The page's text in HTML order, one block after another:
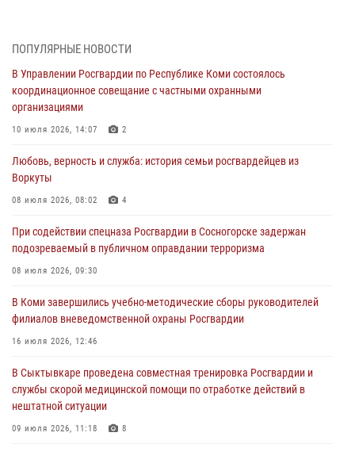
Росгвардии по Республике Коми лично проверил ДОЛ «Орленок»
31 июля 2026, 06:57 8
В Усинске росгвардейцы оперативно отработали план «Квартал»
30 июля 2026, 13:53
В Санкт-Петербурге прошел окружной этап ежегодного
Всероссийского конкурса профессионального мастерства среди
сотрудников вневедомственной охраны Росгвардии
В Сыктывкаре росгвардейцы приняли участие в молебне в рамках
Дня Крещения Руси и Дня святого равноапостольного князя
28 июля 2026, 13:32 8
В Коми за неделю росгвардейцами выявлено более 10
деятельности
26 июля 2026, 06:48
ПОПУЛЯРНЫЕ НОВОСТИ
В Управлении Росгвардии по Республике Коми состоялось
координационное совещание с частными охранными
организациями
10 июля 2026, 14:07 2
Любовь, верность и служба: история семьи росгвардейцев из
Воркуты
08 июля 2026, 08:02 4
При содействии спецназа Росгвардии в Сосногорске задержан
подозреваемый в публичном оправдании терроризма
08 июля 2026, 09:30
В Коми завершились учебно-методические сборы руководителей
филиалов вневедомственной охраны Росгвардии
16 июля 2026, 12:46
В Сыктывкаре проведена совместная тренировка Росгвардии и
службы скорой медицинской помощи по отработке действий в
нештатной ситуации
09 июля 2026, 11:18 8